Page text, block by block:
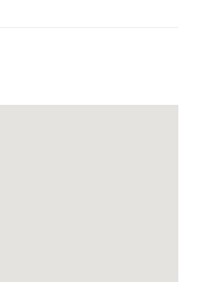
уголок Алтая.
место для